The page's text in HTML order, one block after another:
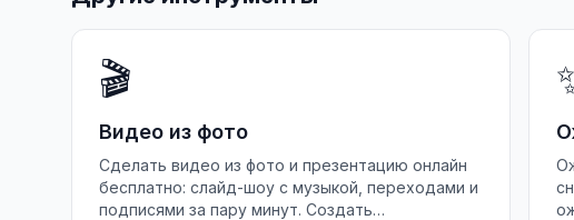
🎬
Видео из фото
Сделать видео из фото и презентацию онлайн
бесплатно: слайд-шоу с музыкой, переходами и
подписями за пару минут. Создать